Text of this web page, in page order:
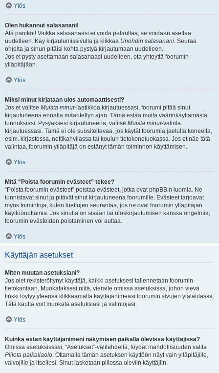
Ylös
Olen hukannut salasanani!
Älä panikoi! Vaikka salasanaasi ei voida palauttaa, se voidaan asettaa
uudelleen. Käy kirjautumissivulla ja klikkaa Unohdin salasanani. Seuraa
ohjeita ja sinun pitäisi kohta pystyä kirjautumaan uudelleen.
Jos et pysty asettamaan salasanaasi uudelleen, ota yhteyttä foorumin
ylläpitäjään.
Ylös
Miksi minut kirjataan ulos automaattisesti?
Jos et valitse Muista minut-laatikkoa kirjautuessasi, foorumi pitää sinut
kirjautuneena ennalta määritellyn ajan. Tämä estää muita väärinkäyttämästä
tunnuksiasi. Pysyäksesi kirjautuneena, valitse Muista minut-valinta
kirjautuessasi. Tämä ei ole suositeltavaa, jos käytät foorumia jaetulta koneelta,
esim. kirjastossa, nettikahvilassa tai koulun tietokoneluokassa. Jos et näe tätä
valintaa, foorumin ylläpitäjä on estänyt tämän toiminnon käyttämisen.
Ylös
Mitä “Poista foorumin evästeet” tekee?
“Poista foorumin evästeet” poistaa evästeet, jotka ovat phpBB:n luomia. Ne
tunnistavat sinut ja pitävät sinut kirjautuneena foorumille. Evästeet tarjoavat
myös toimintoja, kuten luettujen seurantaa, jos ne ovat foorumin ylläpitäjän
käyttöönottamia. Jos sinulla on sisään tai uloskirjautumisen kanssa ongelmia,
foorumin evästeiden poistaminen voi auttaa.
Ylös
Käyttäjän asetukset
Miten muutan asetuksiani?
Jos olet rekisteröitynyt käyttäjä, kaikki asetuksesi tallennetaan foorumin
tietokantaan. Muokataksesi niitä, vieraile omissa asetuksissa, johon vievä
linkki löytyy yleensä klikkaamalla käyttäjänimeäsi foorumin sivujen ylälaidassa.
Tätä kautta voit muokata asetuksiasi ja valintojasi.
Ylös
Kuinka estän käyttäjänimeni näkymisen paikalla olevissa käyttäjissä?
Omissa asetuksissasi, “Asetukset”-välilehdellä, löydät mahdollisuuden valita
Piilota paikallaolo. Ottamalla tämän asetuksen käyttöön näyt vain ylläpitäjille,
valvojille ja itsellesi. Sinut lasketaan piilossa oleviin käyttäjiin.